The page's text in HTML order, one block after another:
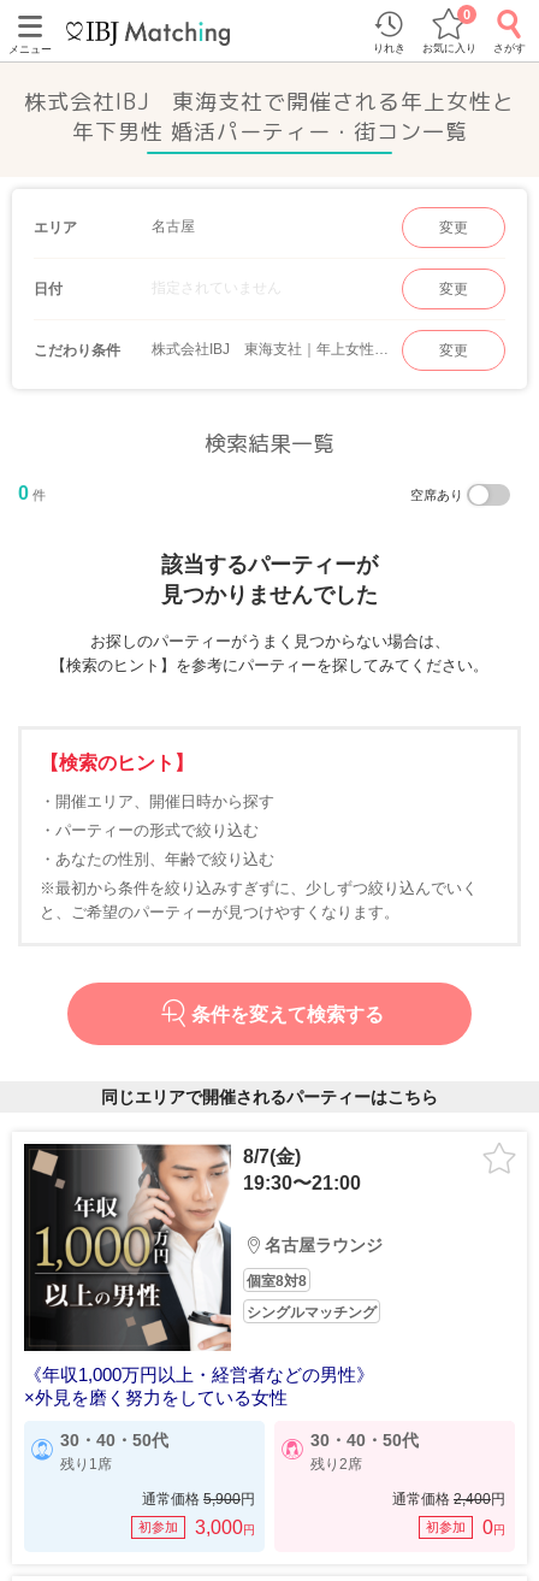
メニュー りれき お気に入り
0
さがす
株式会社IBJ 東海支社で開催される年上女性と
年下男性 婚活パーティー・街コン一覧
エリア 名古屋 変更
日付 指定されていません 変更
こだわり条件 株式会社IBJ 東海支社｜年上女性と年下男性 変更
検索結果一覧
0 件 空席あり
該当するパーティーが
見つかりませんでした
お探しのパーティーがうまく見つからない場合は、
【検索のヒント】を参考にパーティーを探してみてください。
【検索のヒント】
・開催エリア、開催日時から探す
・パーティーの形式で絞り込む
・あなたの性別、年齢で絞り込む
※最初から条件を絞り込みすぎずに、少しずつ絞り込んでいく
と、ご希望のパーティーが見つけやすくなります。
条件を変えて検索する
同じエリアで開催されるパーティーはこちら
8/7(金)
19:30〜21:00
名古屋ラウンジ
個室8対8
シングルマッチング
《年収1,000万円以上・経営者などの男性》
×外見を磨く努力をしている女性
30・40・50代
残り1席
通常価格 5,900円
初参加 3,000円
30・40・50代
残り2席
通常価格 2,400円
初参加 0円